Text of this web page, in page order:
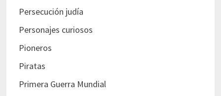
Persecución judía
Personajes curiosos
Pioneros
Piratas
Primera Guerra Mundial